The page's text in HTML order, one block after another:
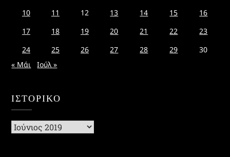
10
11 12 13 14 15
16
17
18 19 20 21 22
23
24
25 26 27 28 29
30
« Μάι
Ιούλ »
ΙΣΤΟΡΙΚΌ
Ιστορικό